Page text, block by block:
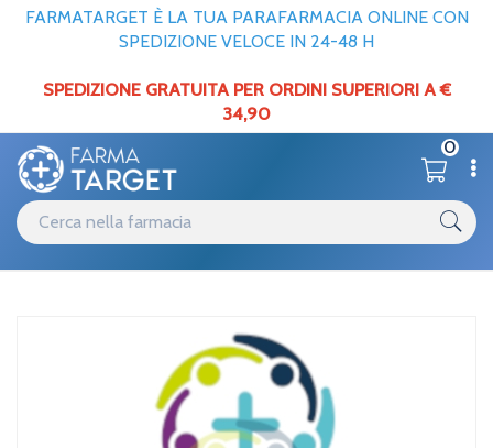
FARMATARGET È LA TUA PARAFARMACIA ONLINE CON
SPEDIZIONE VELOCE IN 24-48 H
SPEDIZIONE GRATUITA PER ORDINI SUPERIORI A €
34,90
0
Rilastil Linea Sun System D-Clar SPF 50+ Medium 40 ml